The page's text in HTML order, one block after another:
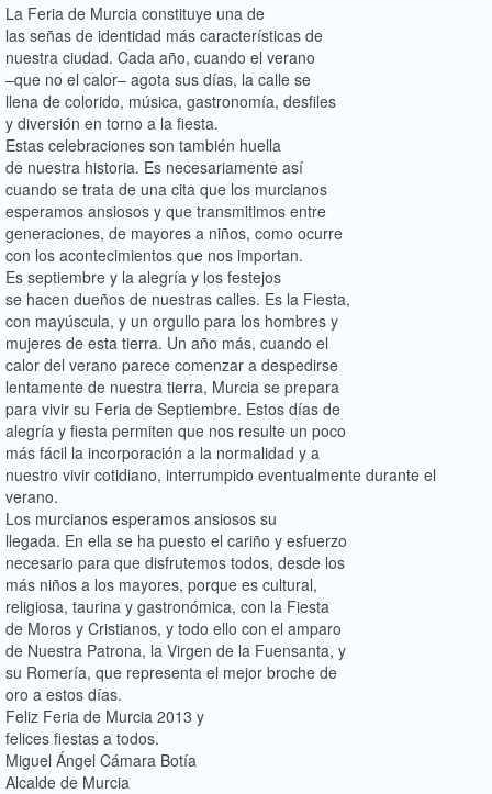
La Feria de Murcia constituye una de
las señas de identidad más características de
nuestra ciudad. Cada año, cuando el verano
–que no el calor– agota sus días, la calle se
llena de colorido, música, gastronomía, desfiles
y diversión en torno a la fiesta.
Estas celebraciones son también huella
de nuestra historia. Es necesariamente así
cuando se trata de una cita que los murcianos
esperamos ansiosos y que transmitimos entre
generaciones, de mayores a niños, como ocurre
con los acontecimientos que nos importan.
Es septiembre y la alegría y los festejos
se hacen dueños de nuestras calles. Es la Fiesta,
con mayúscula, y un orgullo para los hombres y
mujeres de esta tierra. Un año más, cuando el
calor del verano parece comenzar a despedirse
lentamente de nuestra tierra, Murcia se prepara
para vivir su Feria de Septiembre. Estos días de
alegría y fiesta permiten que nos resulte un poco
más fácil la incorporación a la normalidad y a
nuestro vivir cotidiano, interrumpido eventualmente durante el
verano.
Los murcianos esperamos ansiosos su
llegada. En ella se ha puesto el cariño y esfuerzo
necesario para que disfrutemos todos, desde los
más niños a los mayores, porque es cultural,
religiosa, taurina y gastronómica, con la Fiesta
de Moros y Cristianos, y todo ello con el amparo
de Nuestra Patrona, la Virgen de la Fuensanta, y
su Romería, que representa el mejor broche de
oro a estos días.
Feliz Feria de Murcia 2013 y
felices fiestas a todos.
Miguel Ángel Cámara Botía
Alcalde de Murcia